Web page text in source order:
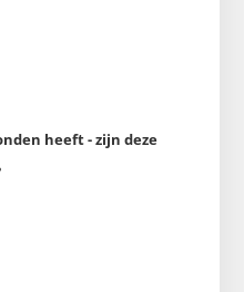
heeft - zijn deze